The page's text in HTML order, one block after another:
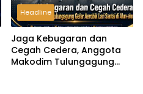
Headline
Jaga Kebugaran dan
Cegah Cedera, Anggota
Makodim Tulungagung